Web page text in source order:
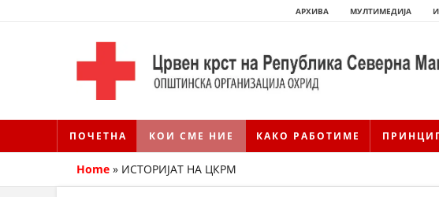
АРХИВА МУЛТИМЕДИЈА
ПОЧЕТНА КОИ СМЕ НИЕ КАКО РАБОТИМЕ
Home » ИСТОРИЈАТ НА ЦКРМ